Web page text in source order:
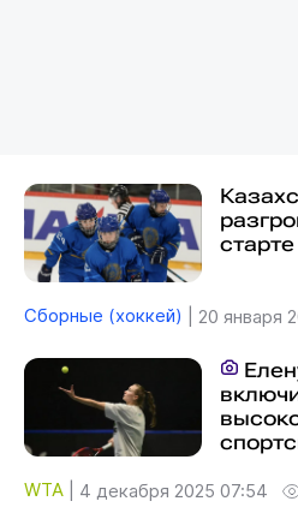
Сборные (хоккей) 20 января
WTA 4 декабря 2025 07:54